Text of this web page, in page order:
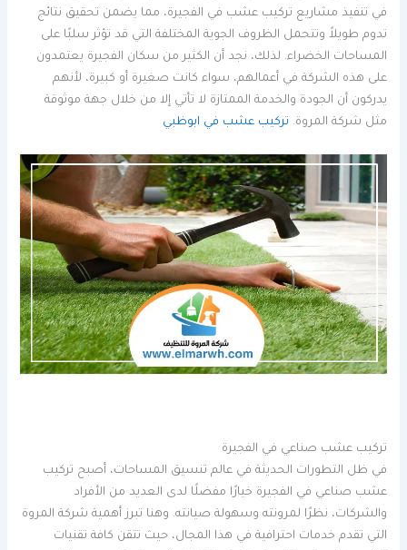
في تنفيذ مشاريع تركيب عشب في الفجيرة، مما يضمن تحقيق نتائج
تدوم طويلاً وتتحمل الظروف الجوية المختلفة التي قد تؤثر سلبًا على
المساحات الخضراء. لذلك، نجد أن الكثير من سكان الفجيرة يعتمدون
على هذه الشركة في أعمالهم، سواء كانت صغيرة أو كبيرة، لأنهم
يدركون أن الجودة والخدمة الممتازة لا تأتي إلا من خلال جهة موثوقة
مثل شركة المروة. تركيب عشب في ابوظبي
تركيب عشب صناعي في الفجيرة
في ظل التطورات الحديثة في عالم تنسيق المساحات، أصبح تركيب
عشب صناعي في الفجيرة خيارًا مفضلًا لدى العديد من الأفراد
والشركات، نظرًا لمرونته وسهولة صيانته. وهنا تبرز أهمية شركة المروة
التي تقدم خدمات احترافية في هذا المجال، حيث تتقن كافة تقنيات